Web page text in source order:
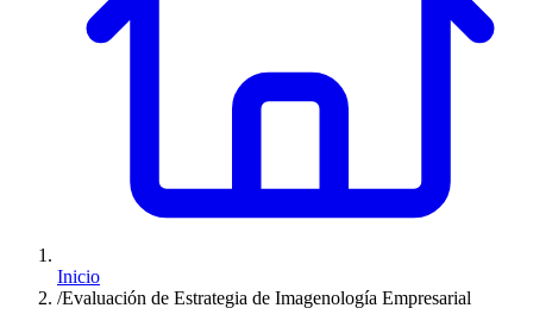
Inicio
/Evaluación de Estrategia de Imagenología Empresarial